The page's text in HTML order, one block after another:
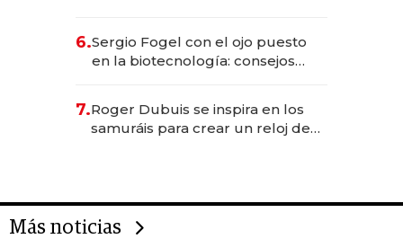
6.Sergio Fogel con el ojo puesto
en la biotecnología: consejos
rol de la IA
7.Roger Dubuis se inspira en los
samuráis para crear un reloj de
Más noticias